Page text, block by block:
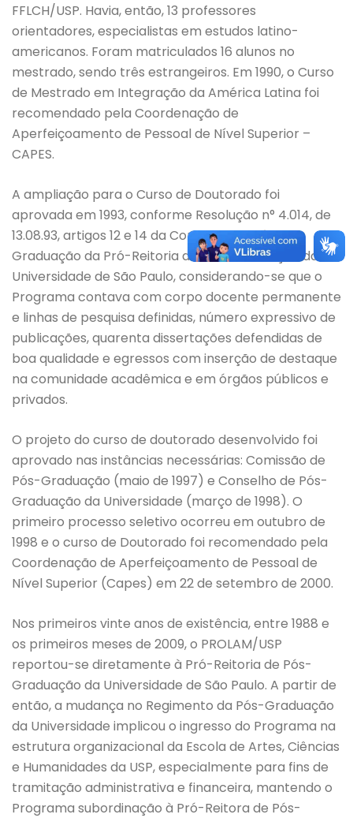
FFLCH/USP. Havia, então, 13 professores
orientadores, especialistas em estudos latino-
americanos. Foram matriculados 16 alunos no
mestrado, sendo três estrangeiros. Em 1990, o Curso
de Mestrado em Integração da América Latina foi
recomendado pela Coordenação de
Aperfeiçoamento de Pessoal de Nível Superior –
CAPES.
A ampliação para o Curso de Doutorado foi
aprovada em 1993, conforme Resolução n° 4.014, de
13.08.93, artigos 12 e 14 da Comissão de Pós-
Graduação da Pró-Reitoria de Pós-Graduação da
Universidade de São Paulo, considerando-se que o
Programa contava com corpo docente permanente
e linhas de pesquisa definidas, número expressivo de
publicações, quarenta dissertações defendidas de
boa qualidade e egressos com inserção de destaque
na comunidade acadêmica e em órgãos públicos e
privados.
O projeto do curso de doutorado desenvolvido foi
aprovado nas instâncias necessárias: Comissão de
Pós-Graduação (maio de 1997) e Conselho de Pós-
Graduação da Universidade (março de 1998). O
primeiro processo seletivo ocorreu em outubro de
1998 e o curso de Doutorado foi recomendado pela
Coordenação de Aperfeiçoamento de Pessoal de
Nível Superior (Capes) em 22 de setembro de 2000.
Nos primeiros vinte anos de existência, entre 1988 e
os primeiros meses de 2009, o PROLAM/USP
reportou-se diretamente à Pró-Reitoria de Pós-
Graduação da Universidade de São Paulo. A partir de
então, a mudança no Regimento da Pós-Graduação
da Universidade implicou o ingresso do Programa na
estrutura organizacional da Escola de Artes, Ciências
e Humanidades da USP, especialmente para fins de
tramitação administrativa e financeira, mantendo o
Programa subordinação à Pró-Reitora de Pós-